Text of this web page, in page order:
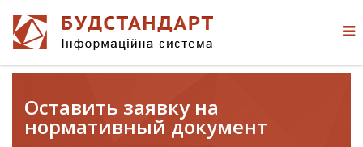
Оставить заявку на
нормативный документ